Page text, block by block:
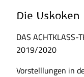
Die Uskoken
DAS ACHTKLASS-
2019/2020
Vorstelllungen in